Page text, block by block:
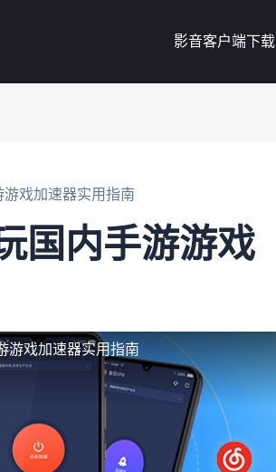
影音客户端下载
戏加速器实用指南
国内手游游戏
游戏加速器实用指南